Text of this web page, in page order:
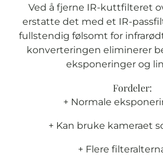
Ved å fjerne IR-kuttfilteret
erstatte det med et IR-
fullstendig følsomt for
konverteringen eliminerer
eksponeringer og
Fordeler:
+ Normale
+ Kan bruke kameraet
+ Flere